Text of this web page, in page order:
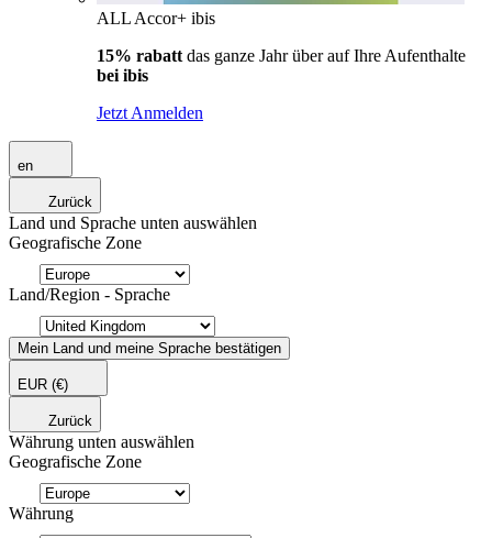
ALL Accor+ ibis
15% rabatt das ganze Jahr über auf Ihre Aufenthalte
bei ibis
Jetzt Anmelden
en
Zurück
Land und Sprache unten auswählen
Geografische Zone
Land/Region - Sprache
Mein Land und meine Sprache bestätigen
EUR (€)
Zurück
Währung unten auswählen
Geografische Zone
Währung